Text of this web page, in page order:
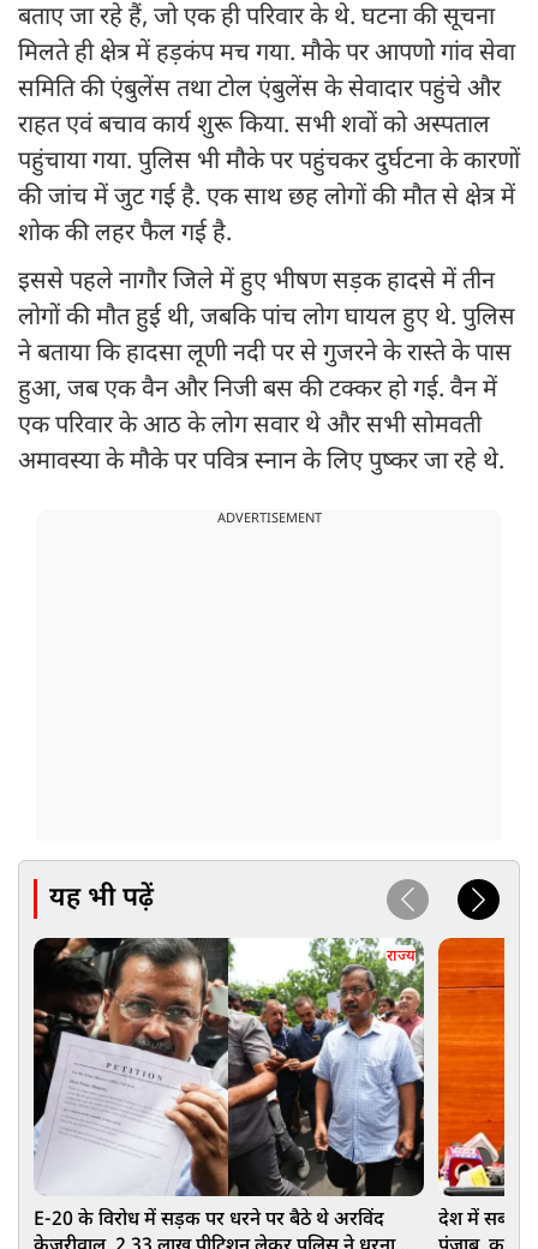
बताए जा रहे हैं, जो एक ही परिवार के थे. घटना की सूचना
मिलते ही क्षेत्र में हड़कंप मच गया. मौके पर आपणो गांव सेवा
समिति की एंबुलेंस तथा टोल एंबुलेंस के सेवादार पहुंचे और
राहत एवं बचाव कार्य शुरू किया. सभी शवों को अस्पताल
पहुंचाया गया. पुलिस भी मौके पर पहुंचकर दुर्घटना के कारणों
की जांच में जुट गई है. एक साथ छह लोगों की मौत से क्षेत्र में
शोक की लहर फैल गई है.
इससे पहले नागौर जिले में हुए भीषण सड़क हादसे में तीन
लोगों की मौत हुई थी, जबकि पांच लोग घायल हुए थे. पुलिस
ने बताया कि हादसा लूणी नदी पर से गुजरने के रास्ते के पास
हुआ, जब एक वैन और निजी बस की टक्कर हो गई. वैन में
एक परिवार के आठ के लोग सवार थे और सभी सोमवती
अमावस्या के मौके पर पवित्र स्नान के लिए पुष्कर जा रहे थे.
ADVERTISEMENT
यह भी पढ़ें
राज्य
E-20 के विरोध में सड़क पर धरने पर बैठे थे अरविंद
देश में सबसे